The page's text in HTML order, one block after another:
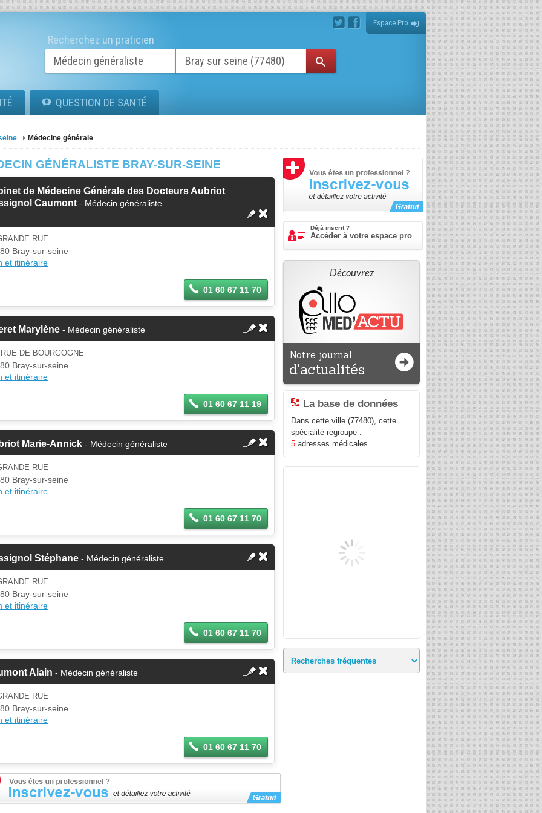
Espace Pro
Recherchez un praticien
QUESTION DE SANTÉ
Médecine générale
GÉNÉRALISTE BRAY-SUR-SEINE
de Médecine Générale des Docteurs Aubriot
Caumont - Médecin généraliste
RUE
Bray-sur-seine
et itinéraire
01 60 67 11 70
Marylène - Médecin généraliste
DE BOURGOGNE
Bray-sur-seine
et itinéraire
01 60 67 11 19
Marie-Annick - Médecin généraliste
RUE
Bray-sur-seine
et itinéraire
01 60 67 11 70
Stéphane - Médecin généraliste
RUE
Bray-sur-seine
et itinéraire
01 60 67 11 70
Alain - Médecin généraliste
RUE
Bray-sur-seine
et itinéraire
01 60 67 11 70
Déjà inscrit ?
Accéder à votre espace pro
Découvrez
Notre journal
d'actualités
La base de données
Dans cette ville (77480), cette
spécialité regroupe :
5 adresses médicales